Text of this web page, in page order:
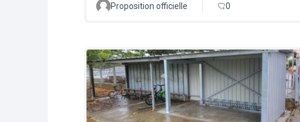
Proposition officielle 0